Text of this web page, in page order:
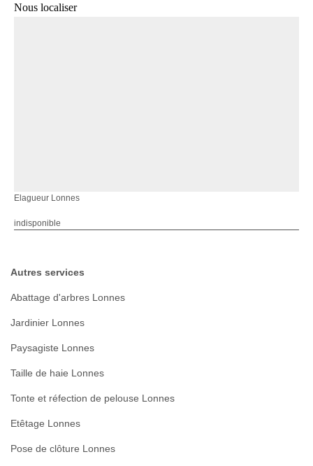
Nous localiser
Elagueur Lonnes
indisponible
Autres services
Abattage d'arbres Lonnes
Jardinier Lonnes
Paysagiste Lonnes
Taille de haie Lonnes
Tonte et réfection de pelouse Lonnes
Etêtage Lonnes
Pose de clôture Lonnes